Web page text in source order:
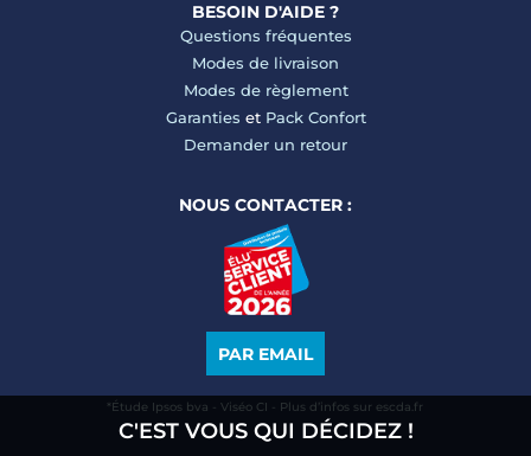
BESOIN D'AIDE ?
Questions fréquentes
Modes de livraison
Modes de règlement
Garanties et Pack Confort
Demander un retour
NOUS CONTACTER :
PAR EMAIL
*Étude Ipsos bva - Viséo CI - Plus d’infos sur escda.fr
C'EST VOUS QUI DÉCIDEZ !